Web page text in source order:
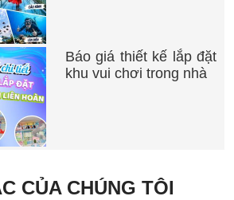
Báo giá thiết kế lắp đặt
khu vui chơi trong nhà
CỦA CHÚNG TÔI